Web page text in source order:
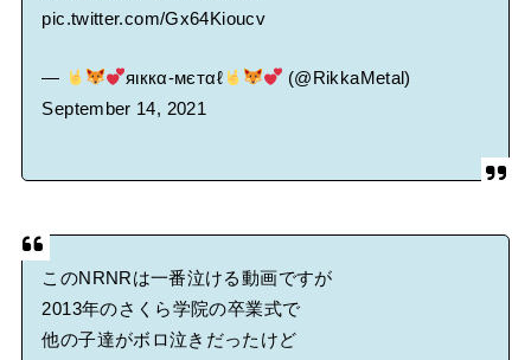
pic.twitter.com/Gx64Kioucv
— яιккα-мєтαℓ
(@RikkaMetal)
September 14, 2021
このNRNRは一番泣ける動画ですが
2013年のさくら学院の卒業式で
他の子達がボロ泣きだったけど